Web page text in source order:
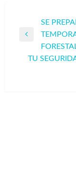
Navegación
de
entradas
SE
TU